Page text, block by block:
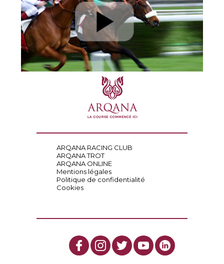
ARQANA RACING CLUB
ARQANA TROT
ARQANA ONLINE
Mentions légales
Politique de confidentialité
Cookies